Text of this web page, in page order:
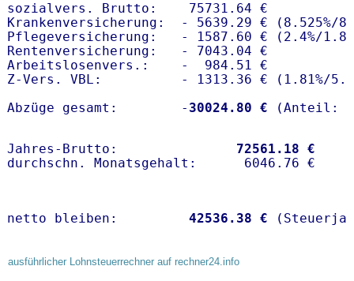
sozialvers. Brutto:    75731.64 €
Krankenversicherung:  - 5639.29 € (8.525%/
Pflegeversicherung:   - 1587.60 € (2.4%/
Rentenversicherung:   - 7043.04 €
Arbeitslosenvers.:    -  984.51 €
Z-Vers. VBL:          - 1313.36 € ( 1.81%/
Abzüge gesamt:        - 30024.80 €
Jahres-Brutto: 72561.18 €
netto bleiben: 42536.38 €
ausführlicher Lohnsteuerrechner auf rechner24.info